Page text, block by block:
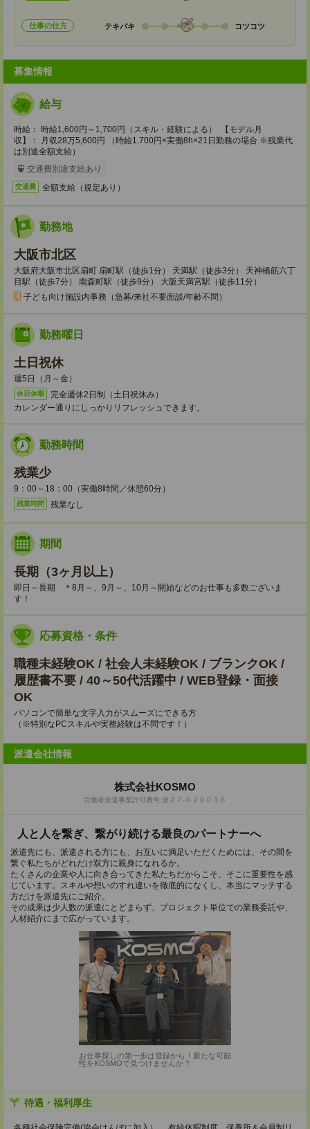
仕事の仕方 テキパキ コツコツ
募集情報
給与
時給： 時給1,600円～1,700円（スキル・経験による） 【モデル月
収】： 月収28万5,600円 （時給1,700円×実働8h×21日勤務の場合 ※残業代
は別途全額支給）
交通費別途支給あり
交通費 全額支給（規定あり）
勤務地
大阪市北区
大阪府大阪市北区扇町 扇町駅（徒歩1分） 天満駅（徒歩3分） 天神橋筋六丁
目駅（徒歩7分） 南森町駅（徒歩9分） 大阪天満宮駅（徒歩11分）
子ども向け施設内事務（急募/来社不要面談/年齢不問）
勤務曜日
土日祝休
週5日（月～金）
休日休暇
完全週休2日制（土日祝休み）
カレンダー通りにしっかりリフレッシュできます。
勤務時間
残業少
9：00～18：00（実働8時間／休憩60分）
残業時間 残業なし
期間
長期（3ヶ月以上）
即日～長期 ＊8月～、9月～、10月～開始などのお仕事も多数ございま
す！
応募資格・条件
職種未経験OK / 社会人未経験OK / ブランクOK /
履歴書不要 / 40～50代活躍中 / WEB登録・面接
OK
パソコンで簡単な文字入力がスムーズにできる方
（※特別なPCスキルや実務経験は不問です！）
派遣会社情報
株式会社KOSMO
労働者派遣事業許可番号:派２７-０２００３６
人と人を繋ぎ、繋がり続ける最良のパートナーへ
派遣先にも、派遣される方にも、お互いに満足いただくためには、その間を
繋ぐ私たちがどれだけ双方に親身になれるか。
たくさんの企業や人に向き合ってきた私たちだからこそ、そこに重要性を感
じています。スキルや想いのすれ違いを徹底的になくし、本当にマッチする
方だけを派遣先にご紹介。
その成果は少人数の派遣にとどまらず、プロジェクト単位での業務委託や、
人材紹介にまで広がっています。
お仕事探しの第一歩は登録から！新たな可能
性をKOSMOで見つけませんか？
待遇・福利厚生